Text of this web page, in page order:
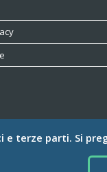
© Talking Nat
rev.
e terze parti. Si